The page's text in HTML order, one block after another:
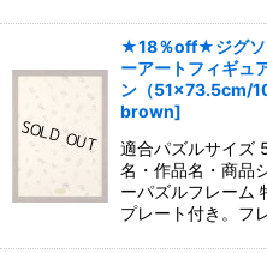
★18％off★ジグソ
ーアートフィギュ
ン（51×73.5cm/
brown]
適合パズルサイズ
名・作品名・商品
ーパズルフレーム
プレート付き。フ